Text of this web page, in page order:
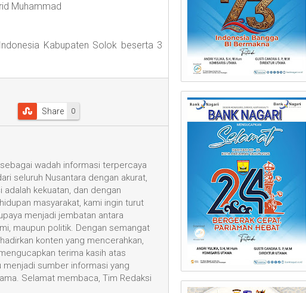
Muhammad
Kabupaten Solok beserta 3
0
Share
wadah informasi terpercaya
seluruh Nusantara dengan akurat,
kekuatan, dan dengan
masyarakat, kami ingin turut
menjadi jembatan antara
maupun politik. Dengan semangat
konten yang mencerahkan,
terima kasih atas
sumber informasi yang
Selamat membaca, Tim Redaksi